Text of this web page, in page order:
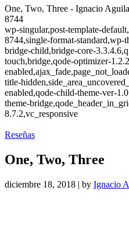
One, Two, Three - Ignacio
8744
wp-singular,post-template-
8744,single-format-standard,wp-
bridge-child,bridge-core-
touch,bridge,qode-optimizer-
title-
enabled,qode-child-theme-ver-
theme-
8.7.2,vc_responsive
Reseñas
One, Two, Three
diciembre 18, 2018 | by Ignacio